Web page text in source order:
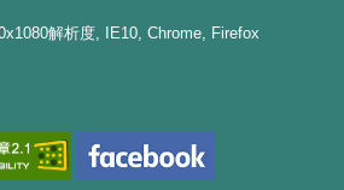
解析度, IE10, Chrome, Firefox